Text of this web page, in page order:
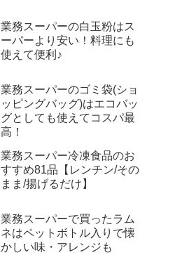
業務スーパーの白玉粉はス
ーパーより安い！料理にも
使えて便利♪
業務スーパーのゴミ袋(ショ
ッピングバッグ)はエコバッ
グとしても使えてコスパ最
高！
業務スーパー冷凍食品のお
すすめ81品【レンチン/その
まま/揚げるだけ】
業務スーパーで買ったラム
ネはペットボトル入りで懐
かしい味・アレンジも